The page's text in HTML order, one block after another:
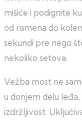
mišiće i podignite
od ramena do
sekundi pre nego
nekoliko setova.
Vežba most ne
u donjem delu
izdržljivost.